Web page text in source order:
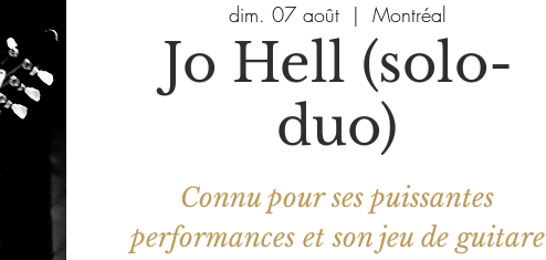
dim. 07 août
  |
Montréal
Jo Hell (solo-
duo)
Connu pour ses puissantes
performances et son jeu de guitare